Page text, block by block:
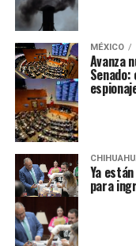
MÉXICO
Avanza
Ya
para